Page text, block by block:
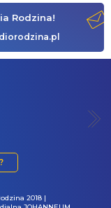
Rodzina!
2018 |